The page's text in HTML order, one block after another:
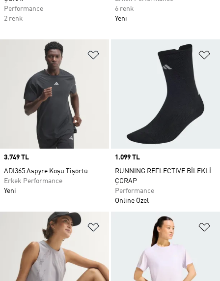
Performance
2 renk
6 renk
Yeni
Favori Listesine Ekle
Price
3.749 TL
ADI365 Aspyre Koşu Tişörtü
Erkek Performance
Yeni
Price
1.099 TL
RUNNING REFLECTIVE BİLEKLİ
ÇORAP
Performance
Online Özel
Favori Listesine Ekle